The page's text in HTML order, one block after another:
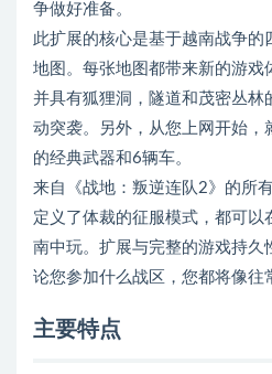
争做好准备。
此扩展的核心是基于越南战争的
地图。每张地图都带来新的游戏
并具有狐狸洞，隧道和茂密丛林
动突袭。另外，从您上网开始，
的经典武器和6辆车。
来自《战地：叛逆连队2》的所
定义了体裁的征服模式，都可以
南中玩。扩展与完整的游戏持久
论您参加什么战区，您都将像往
主要特点